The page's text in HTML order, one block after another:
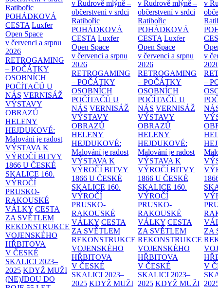
Ratibořic
POHÁDKOVÁ
CESTA Luxfer
Open Space
v červenci a srpnu
2026
RETROGAMING
– POČÁTKY
OSOBNÍCH
POČÍTAČŮ U
NÁS VERNISÁŽ
VÝSTAVY
OBRAZŮ
HELENY
HEJDUKOVÉ:
Malování je radost
VÝSTAVA K
VÝROČÍ BITVY
1866 U ČESKÉ
SKALICE 160.
VÝROČÍ
PRUSKO-
RAKOUSKÉ
VÁLKY CESTA
ZA SVĚTLEM
REKONSTRUKCE
VOJENSKÉHO
HŘBITOVA
V ČESKÉ
SKALICI 2023–
2025 KDYŽ MUŽI
(NE)JDOU DO
v Rudrově mlýně –
občerstvení v srdci
Ratibořic
POHÁDKOVÁ
CESTA Luxfer
Open Space
v červenci a srpnu
2026
RETROGAMING
– POČÁTKY
OSOBNÍCH
POČÍTAČŮ U
NÁS VERNISÁŽ
VÝSTAVY
OBRAZŮ
HELENY
HEJDUKOVÉ:
Malování je radost
VÝSTAVA K
VÝROČÍ BITVY
1866 U ČESKÉ
SKALICE 160.
VÝROČÍ
PRUSKO-
RAKOUSKÉ
VÁLKY CESTA
ZA SVĚTLEM
REKONSTRUKCE
VOJENSKÉHO
HŘBITOVA
V ČESKÉ
SKALICI 2023–
2025 KDYŽ MUŽI
v Rudrově mlýně –
občerstvení v srdci
Ratibořic
POHÁDKOVÁ
CESTA Luxfer
Open Space
v červenci a srpnu
2026
RETROGAMING
– POČÁTKY
OSOBNÍCH
POČÍTAČŮ U
NÁS VERNISÁŽ
VÝSTAVY
OBRAZŮ
HELENY
HEJDUKOVÉ:
Malování je radost
VÝSTAVA K
VÝROČÍ BITVY
1866 U ČESKÉ
SKALICE 160.
VÝROČÍ
PRUSKO-
RAKOUSKÉ
VÁLKY CESTA
ZA SVĚTLEM
REKONSTRUKCE
VOJENSKÉHO
HŘBITOVA
V ČESKÉ
SKALICI 2023–
2025 KDYŽ MUŽI
v
v
–
ZA
V